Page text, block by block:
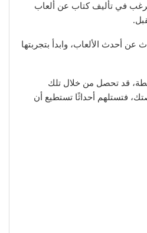
في تأليف كتاب عن ألعاب
أحدث الألعاب، وابدأ بتجربتها
قد تحصل من خلال تلك
فتستلهم أحداثًا تستطيع أن